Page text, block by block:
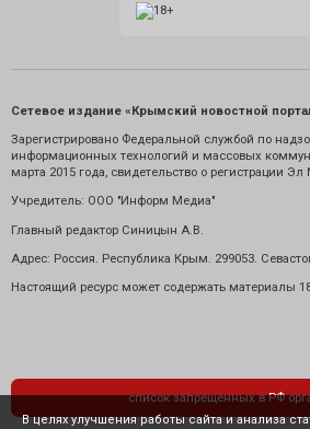
Сетевое издание «Крымский новостной портал
Зарегистрировано Федеральной службой по
информационных технологий и массовых
марта 2015 года, свидетельство о регистрации
Учредитель: ООО "Информ Медиа"
Главный редактор Синицын А.В.
Адрес: Россия. Республика Крым. 299053.
Настоящий ресурс может содержать материалы
список запрещенных в РФ
В целях улучшения работы сайта и анализа